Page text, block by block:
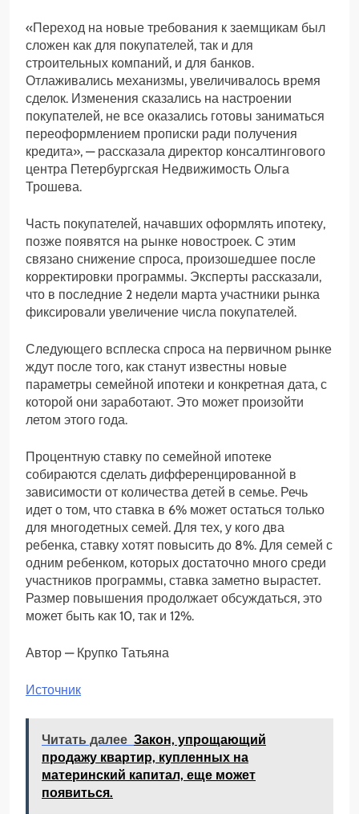
«Переход на новые требования к заемщикам был
сложен как для покупателей, так и для
строительных компаний, и для банков.
Отлаживались механизмы, увеличивалось время
сделок. Изменения сказались на настроении
покупателей, не все оказались готовы заниматься
переоформлением прописки ради получения
кредита», — рассказала директор консалтингового
центра Петербургская Недвижимость Ольга
Трошева.
Часть покупателей, начавших оформлять ипотеку,
позже появятся на рынке новостроек. С этим
связано снижение спроса, произошедшее после
корректировки программы. Эксперты рассказали,
что в последние 2 недели марта участники рынка
фиксировали увеличение числа покупателей.
Следующего всплеска спроса на первичном рынке
ждут после того, как станут известны новые
параметры семейной ипотеки и конкретная дата, с
которой они заработают. Это может произойти
летом этого года.
Процентную ставку по семейной ипотеке
собираются сделать дифференцированной в
зависимости от количества детей в семье. Речь
идет о том, что ставка в 6% может остаться только
для многодетных семей. Для тех, у кого два
ребенка, ставку хотят повысить до 8%. Для семей с
одним ребенком, которых достаточно много среди
участников программы, ставка заметно вырастет.
Размер повышения продолжает обсуждаться, это
может быть как 10, так и 12%.
Автор — Крупко Татьяна
Источник
Читать далее Закон, упрощающий
продажу квартир, купленных на
материнский капитал, еще может
появиться.